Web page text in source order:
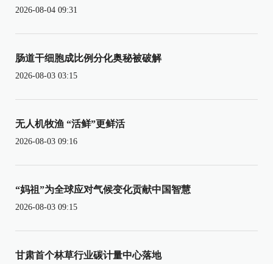
2026-08-04 09:31
肠道干细胞成比例分化奥秘被破解
2026-08-03 03:15
无人机牧渔 “活鲜”更鲜活
2026-08-03 09:16
“妈祖”为全球应对气候变化贡献中国智慧
2026-08-03 09:15
甘肃首个林草行业碳计量中心落地